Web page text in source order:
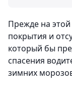
Прежде на
покрытия и
который бы
спасения
зимних